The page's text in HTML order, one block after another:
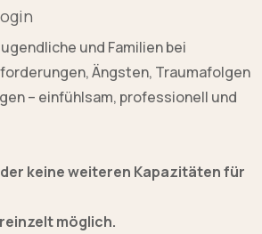
und Familien bei
Ängsten, Traumafolgen
– einfühlsam, professionell und
keine weiteren Kapazitäten für
möglich.